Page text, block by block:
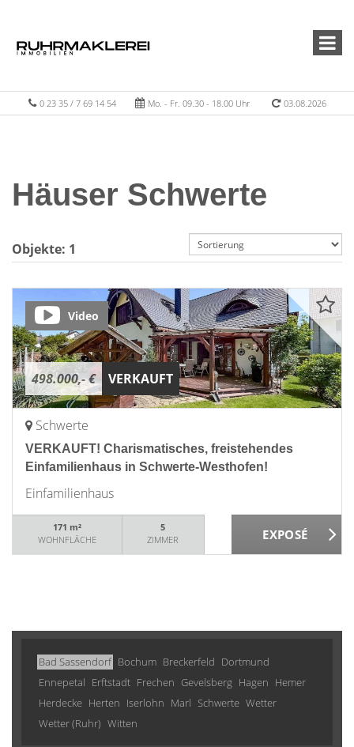
0 23 35 / 7 69 14 54 Mo. - Fr. 09.30 - 18.00 Uhr 03.08.2026
Häuser Schwerte
Objekte: 1
498.000,- € VERKAUFT
Video
Schwerte
VERKAUFT! Charismatisches, freistehendes
Einfamilienhaus in Schwerte-Westhofen!
Einfamilienhaus
171 m²
WOHNFLÄCHE
5
ZIMMER
Bad Sassendorf Bochum Breckerfeld Dortmund
Ennepetal Erftstadt Frechen Gevelsberg Hagen Hemer
Herdecke Herten Iserlohn Marl Schwerte Wetter
Wetter (Ruhr) Witten